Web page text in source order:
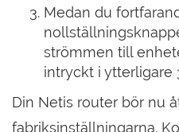
Medan du
strömmen till
intryckt i ytterligare
Din Netis router bör nu
fabriksinställningarna.